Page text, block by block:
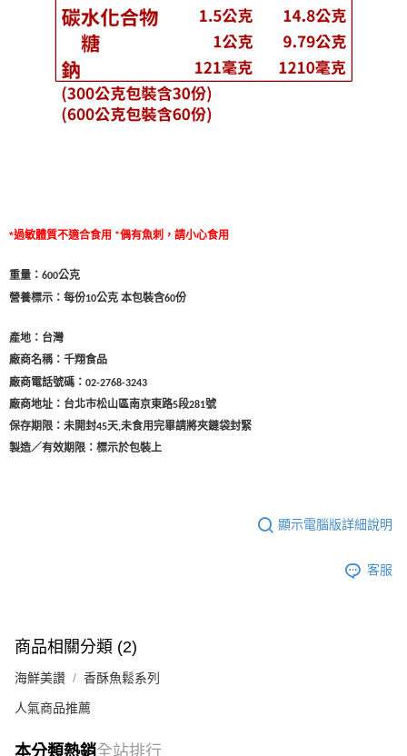
*過敏體質不適合食用 *偶有魚刺，請小心食用
重量：600公克
營養標示：每份10公克 本包裝含60份
產地：台灣
廠商名稱：千翔食品
廠商電話號碼： 02-2768-3243
廠商地址：台北市松山區南京東路5段281號
保存期限：未開封45天,未食用完畢請將夾鏈袋封緊
製造／有效期限：標示於包裝上
顯示電腦版詳細說明
客服
商品相關分類 (2)
海鮮美讚 香酥魚鬆系列
人氣商品推薦
本分類熱銷全站排行